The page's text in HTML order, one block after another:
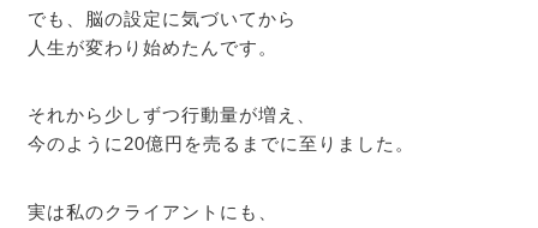
でも、脳の設定に気づいてから
人生が変わり始めたんです。
それから少しずつ行動量が増え、
今のように20億円を売るまでに至りました。
実は私のクライアントにも、